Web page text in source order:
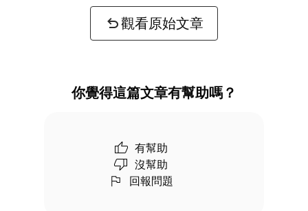
觀看原始文章
你覺得這篇文章有幫助嗎？
有幫助
沒幫助
回報問題